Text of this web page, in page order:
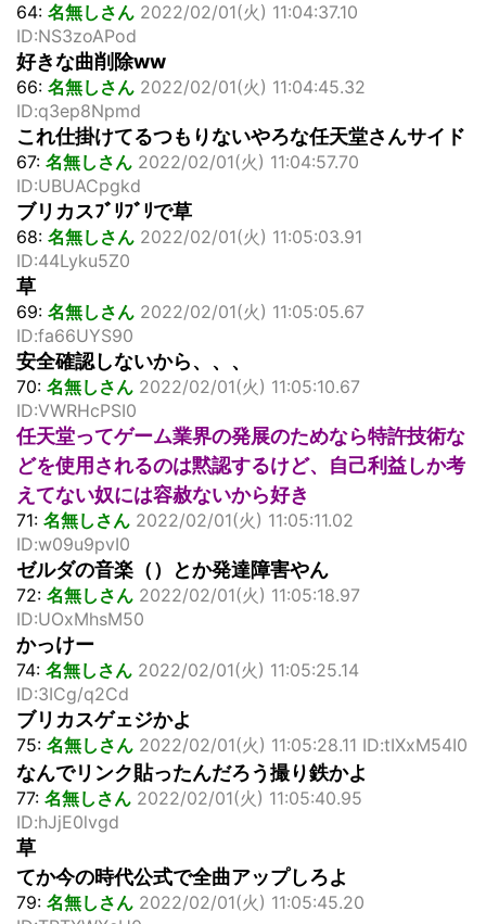
64: 名無しさん 2022/02/01(火) 11:04:37.10
ID:NS3zoAPod
好きな曲削除ww
66: 名無しさん 2022/02/01(火) 11:04:45.32
ID:q3ep8Npmd
これ仕掛けてるつもりないやろな任天堂さんサイド
67: 名無しさん 2022/02/01(火) 11:04:57.70
ID:UBUACpgkd
ブリカスﾌﾞﾘﾌﾞﾘで草
68: 名無しさん 2022/02/01(火) 11:05:03.91
ID:44Lyku5Z0
草
69: 名無しさん 2022/02/01(火) 11:05:05.67
ID:fa66UYS90
安全確認しないから、、、
70: 名無しさん 2022/02/01(火) 11:05:10.67
ID:VWRHcPSI0
任天堂ってゲーム業界の発展のためなら特許技術な
どを使用されるのは黙認するけど、自己利益しか考
えてない奴には容赦ないから好き
71: 名無しさん 2022/02/01(火) 11:05:11.02
ID:w09u9pvI0
ゼルダの音楽（）とか発達障害やん
72: 名無しさん 2022/02/01(火) 11:05:18.97
ID:UOxMhsM50
かっけー
74: 名無しさん 2022/02/01(火) 11:05:25.14
ID:3ICg/q2Cd
ブリカスゲェジかよ
75: 名無しさん 2022/02/01(火) 11:05:28.11 ID:tIXxM54I0
なんでリンク貼ったんだろう撮り鉄かよ
77: 名無しさん 2022/02/01(火) 11:05:40.95
ID:hJjE0lvgd
草
てか今の時代公式で全曲アップしろよ
79: 名無しさん 2022/02/01(火) 11:05:45.20